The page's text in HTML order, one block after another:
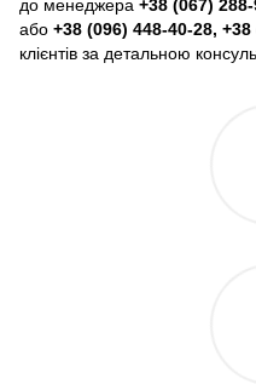
до менеджера +38 (067)
або +38 (096) 448-40-28,
клієнтів за детальною